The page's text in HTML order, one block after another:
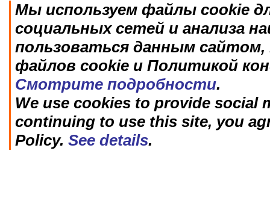
Мы используем файлы cookie
социальных сетей и анализа
пользоваться данным
файлов cookie и Политикой
Смотрите подробности.
We use cookies to provide social
continuing to use this site, you
Policy. See details.